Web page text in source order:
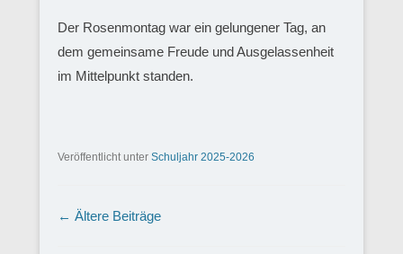
Der Rosenmontag war ein gelungener Tag, an
dem gemeinsame Freude und Ausgelassenheit
im Mittelpunkt standen.
Veröffentlicht unter Schuljahr 2025-2026
Beitragsnavigation
← Ältere Beiträge